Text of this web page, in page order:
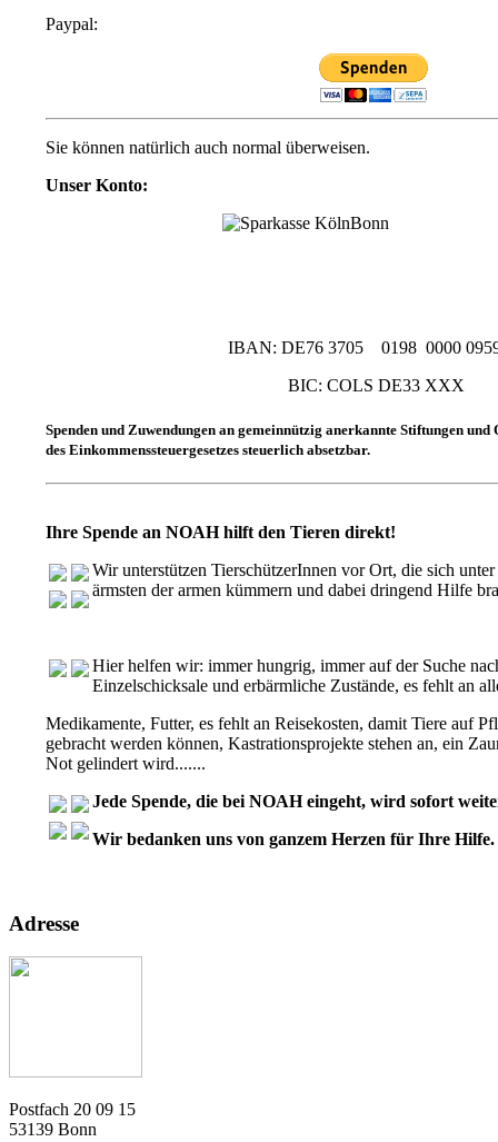
Paypal:
Sie können natürlich auch normal überweisen.
Unser Konto:
IBAN: DE76 3705 0198 0000
BIC: COLS DE33 XXX
Spenden und Zuwendungen an gemeinnützig anerkannte Stiftungen
des Einkommenssteuergesetzes steuerlich absetzbar.
Ihre Spende an NOAH hilft den Tieren direkt!
Wir unterstützen TierschützerInnen vor Ort, die sich
ärmsten der armen kümmern und dabei dringend Hilfe
Hier helfen wir: immer hungrig, immer auf der Suche
Einzelschicksale und erbärmliche Zustände, es fehlt an
Medikamente, Futter, es fehlt an Reisekosten, damit Tiere auf
gebracht werden können, Kastrationsprojekte stehen an, ein
Not gelindert wird.......
Jede Spende, die bei NOAH eingeht, wird sofort
Wir bedanken uns von ganzem Herzen für Ihre Hilfe.
Adresse
Postfach 20 09 15
53139 Bonn